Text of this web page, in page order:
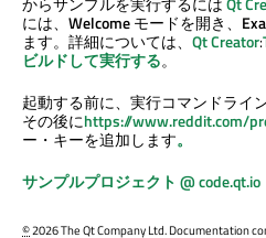
には、 Welcomeモードを開き、
ます。詳細については、 Qt Creator:
ビルドして実行する。
起動する前に、実行コマンドライ
その後にhttps://www.reddit.com/
ー・キーを追加します。
サンプルプロジェクト @ code.qt.io
©2026 The Qt Company Ltd. Documentation